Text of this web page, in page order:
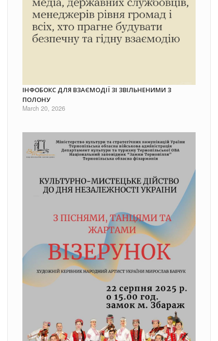
ІНФОБОКС ДЛЯ ВЗАЄМОДІЇ ЗІ ЗВІЛЬНЕНИМИ З
ПОЛОНУ
March 20, 2026